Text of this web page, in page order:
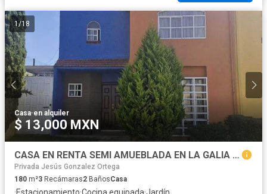
1/18
Casa·en alquiler
$ 13,000 MXN
CASA EN RENTA SEMI AMUEBLADA EN LA GALIA TOLUCA
Privada Jesús Gonzalez Ortega
180 m²3 Recámaras2 BañosCasa